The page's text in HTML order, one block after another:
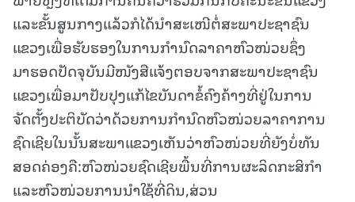
ແລະຂັ້ນສູນກາງແລ້ວກໍໄດ້ນຳສະເໜີຕໍ່ສະພາປະຊາຊົນ
ແຂວງເພື່ອຮັບຮອງໃນການກຳນົດລາຄາຫົວໜ່ວຍຊຶ່ງ
ມາຮອດປັດຈຸບັນມີໜັງສືແຈ້ງຕອບຈາກສະພາປະຊາຊົນ
ແຂວງເພື່ອມາປັບປຸງແກ້ໄຂບັນດາຂໍ້ຄົງຄ້າງທີ່ຢູ່ໃນການ
ຈັດຕັ້ງປະຕິບັດວ່າດ້ວຍການກຳນົດຫົວໜ່ວຍລາຄາການ
ຊົດເຊີຍໃນນັ້ນສະພາແຂວງເຫັນວ່າຫົວໜ່ວຍທີ່ຍັງບໍ່ທັນ
ສອດຄ່ອງຄື:ຫົວໜ່ວຍຊົດເຊີຍພື້ນທີ່ການຜະລິດກະສິກຳ
ແລະຫົວໜ່ວຍການນຳໃຊ້ທີ່ດິນ,ສ່ວນ